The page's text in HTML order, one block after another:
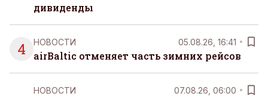
дивиденды
4 НОВОСТИ 05.08.26, 16:41
airBaltic отменяет часть зимних рейсов
НОВОСТИ 07.08.26, 06:00